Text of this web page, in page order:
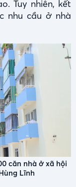
Tuy nhiên, kết
nhu cầu ở nhà
căn nhà ở xã hội
Lĩnh